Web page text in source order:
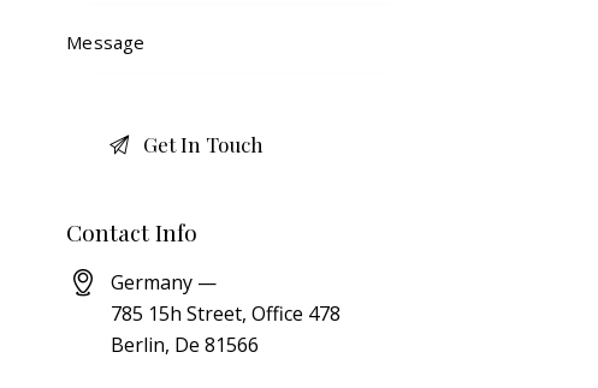
Contact Info
Germany —
785 15h Street, Office 478
Berlin, De 81566